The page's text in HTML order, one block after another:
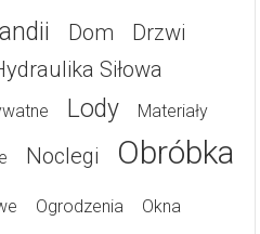
Dom Drzwi
Siłowa
Lody Materiały
Noclegi
Obróbka
Ogrodzenia Okna